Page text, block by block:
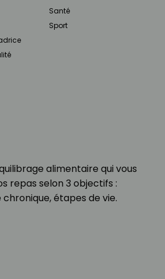
alimentaire qui vous
repas selon 3 objectifs :
étapes de vie.
Santé
Sport